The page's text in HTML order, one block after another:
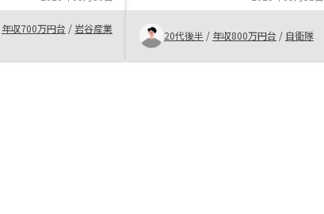
も丁寧に教えていた
、不安なく始めるこ
います。
年収700万円台 / 岩谷産業
との比較も可能ですし、焦って購入
といったリスクもなかったです。購
入後の各種手続きで金額の訂正など
が多く、手間がかかったので、特に
20代後半 / 年収800万円台 / 自衛隊